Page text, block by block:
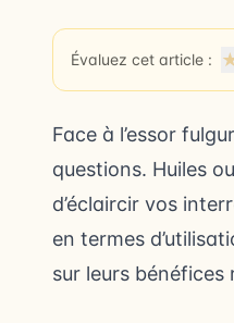
Évaluez cet article :
Face à l’essor
questions. Huiles
d’éclaircir vos
en termes
sur leurs